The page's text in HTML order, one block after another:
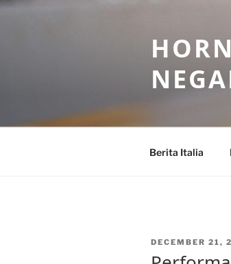
Skip
Berita Italia
POSTED
DECEMBER 21,